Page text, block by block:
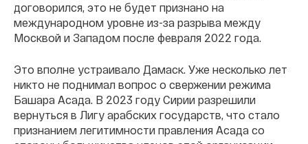
договорился, это не будет признано на
международном уровне из-за разрыва между
Москвой и Западом после февраля 2022 года.
Это вполне устраивало Дамаск. Уже несколько лет
никто не поднимал вопрос о свержении режима
Башара Асада. В 2023 году Сирии разрешили
вернуться в Лигу арабских государств, что стало
признанием легитимности правления Асада со